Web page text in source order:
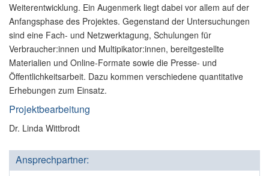
Weiterentwicklung. Ein Augenmerk liegt dabei vor allem auf der
Anfangsphase des Projektes. Gegenstand der Untersuchungen
sind eine Fach- und Netzwerktagung, Schulungen für
Verbraucher:innen und Multipikator:innen, bereitgestellte
Materialien und Online-Formate sowie die Presse- und
Öffentlichkeitsarbeit. Dazu kommen verschiedene quantitative
Erhebungen zum Einsatz.
Projektbearbeitung
Dr. Linda Wittbrodt
Ansprechpartner: